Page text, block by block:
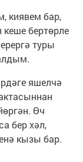
киявем бар,
бертөрле
туры
яшелчә
Өч
бер хәл,
кызы бар.